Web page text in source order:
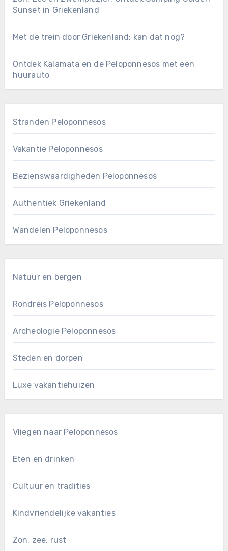
Sunset in Griekenland
Met de trein door Griekenland: kan dat nog?
Ontdek Kalamata en de Peloponnesos met een
huurauto
Stranden Peloponnesos
Vakantie Peloponnesos
Bezienswaardigheden Peloponnesos
Authentiek Griekenland
Wandelen Peloponnesos
Natuur en bergen
Rondreis Peloponnesos
Archeologie Peloponnesos
Steden en dorpen
Luxe vakantiehuizen
Vliegen naar Peloponnesos
Eten en drinken
Cultuur en tradities
Kindvriendelijke vakanties
Zon, zee, rust